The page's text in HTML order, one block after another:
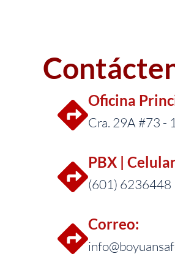
Oficina
Cra. 29A #73 -
PBX |
(601) 6236448
Correo: